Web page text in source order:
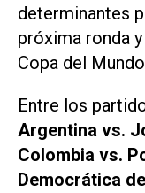
determinantes
próxima ronda
Copa del
Entre los
Argentina vs.
Colombia vs.
Democrática